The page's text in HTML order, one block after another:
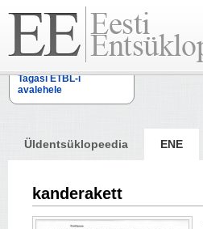
Tagasi ETBL-i
avalehele
Üldentsüklopeedia ENE
kanderakett